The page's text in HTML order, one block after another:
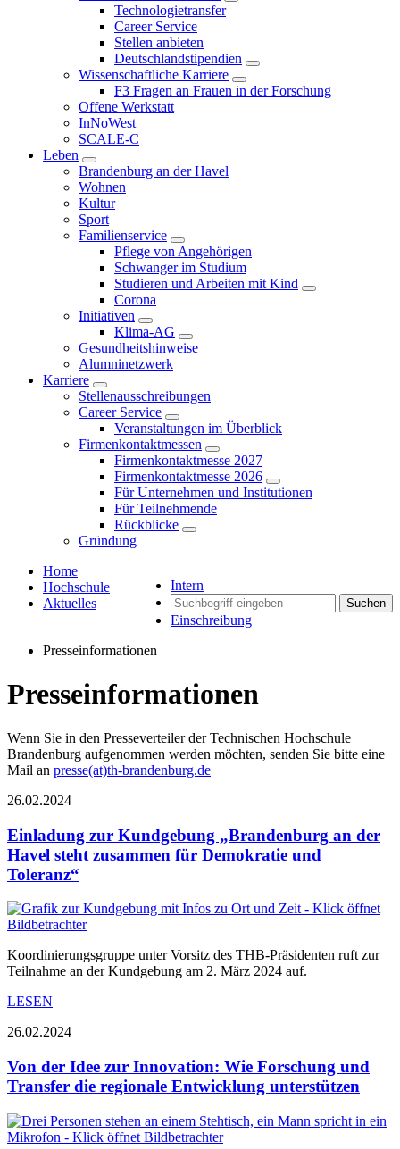
Technologietransfer
Career Service
Stellen anbieten
Deutschlandstipendien
Wissenschaftliche Karriere
F3 Fragen an Frauen in der Forschung
Offene Werkstatt
InNoWest
SCALE-C
Leben
Brandenburg an der Havel
Wohnen
Kultur
Sport
Familienservice
Pflege von Angehörigen
Schwanger im Studium
Studieren und Arbeiten mit Kind
Corona
Initiativen
Klima-AG
Gesundheitshinweise
Alumninetzwerk
Karriere
Stellenausschreibungen
Career Service
Veranstaltungen im Überblick
Firmenkontaktmessen
Firmenkontaktmesse 2027
Firmenkontaktmesse 2026
Für Unternehmen und Institutionen
Für Teilnehmende
Rückblicke
Gründung
Intern
Suchen
Einschreibung
Home
Hochschule
Aktuelles
Presseinformationen
Presseinformationen
Wenn Sie in den Presseverteiler der Technischen Hochschule
Brandenburg aufgenommen werden möchten, senden Sie bitte eine
Mail an presse(at)th-brandenburg.de
26.02.2024
Einladung zur Kundgebung „Brandenburg an der
Havel steht zusammen für Demokratie und
Toleranz“
Koordinierungsgruppe unter Vorsitz des THB-Präsidenten ruft zur
Teilnahme an der Kundgebung am 2. März 2024 auf.
LESEN
26.02.2024
Von der Idee zur Innovation: Wie Forschung und
Transfer die regionale Entwicklung unterstützen